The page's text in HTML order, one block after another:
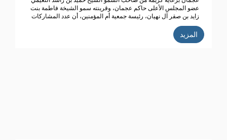
عضو المجلس الأعلى حاكم عجمان، وقرينته سمو الشيخة فاطمة بنت
زايد بن صقر آل نهيان، رئيسة جمعية أم المؤمنين، أن عدد المشاركات
متخصصين تم اختيارهم خلال الاجتماع الذي عقده مجلس أمناء الجائزة
المزيد